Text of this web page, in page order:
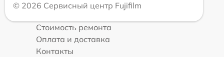
© 2026 Сервисный центр Fujifilm
Стоимость ремонта
Оплата и доставка
Контакты